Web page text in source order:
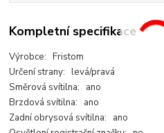
Kompletní specifikace
Výrobce: Fristom
Určení strany: levá/pravá
Směrová svítilna: ano
Brzdová svítilna: ano
Zadní obrysová svítilna: ano